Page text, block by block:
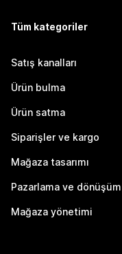
Tüm kategoriler
Satış kanalları
Ürün bulma
Ürün satma
Siparişler ve kargo
Mağaza tasarımı
Pazarlama ve dönüşüm
Mağaza yönetimi